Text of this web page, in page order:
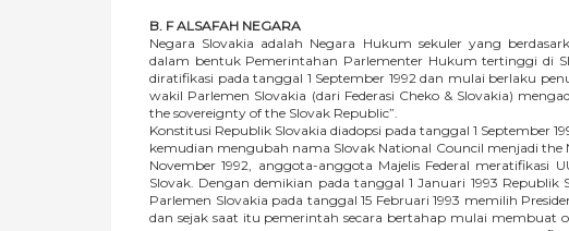
B. F ALSAFAH NEGARA
Negara Slovakia adalah Negara Hukum sekuler yang
dalam bentuk Pemerintahan Parlementer Hukum tertinggi di
diratifikasi pada tanggal 1 September 1992 dan mulai berlaku
wakil Parlemen Slovakia (dari Federasi Cheko & Slovakia)
the sovereignty of the Slovak Republic”.
Konstitusi Republik Slovakia diadopsi pada tanggal 1 September
kemudian mengubah nama Slovak National Council menjadi the
November 1992, anggota-anggota Majelis Federal meratifikasi
Slovak. Dengan demikian pada tanggal 1 Januari 1993 Republik
Parlemen Slovakia pada tanggal 15 Februari 1993 memilih
dan sejak saat itu pemerintah secara bertahap mulai membuat